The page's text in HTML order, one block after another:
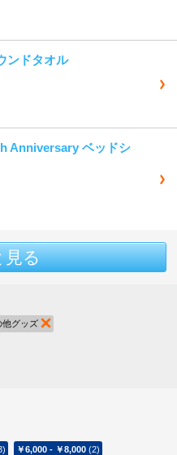
ンドタオル
Anniversary ベッドシ
見る
他グッズ
￥6,000 - ￥8,000 (2)